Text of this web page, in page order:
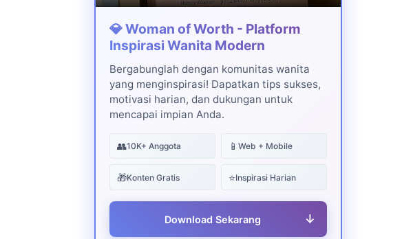
💎 Woman of Worth - Platform
Inspirasi Wanita Modern
Bergabunglah dengan komunitas wanita
yang menginspirasi! Dapatkan tips sukses,
motivasi harian, dan dukungan untuk
mencapai impian Anda.
👥10K+ Anggota 📱 Web + Mobile
🎁Konten Gratis ⭐Inspirasi Harian
Download Sekarang ↓